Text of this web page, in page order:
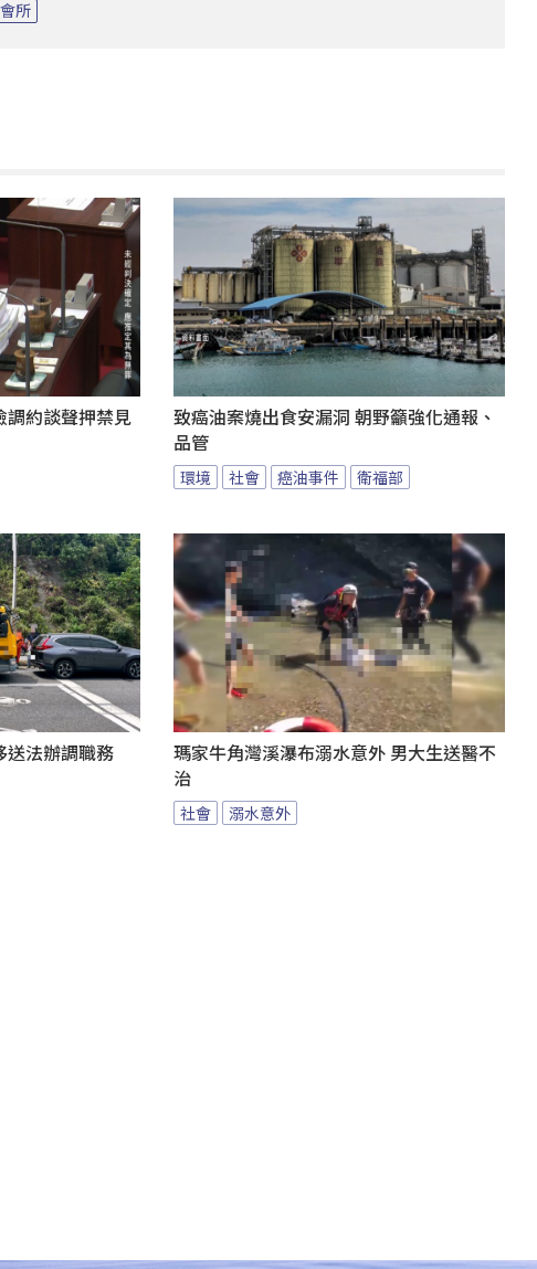
所
調約談聲押禁見
致癌油案燒出食安漏洞 朝野籲強化通報、
品管
環境 社會 癌油事件 衛福部
送法辦調職務
瑪家牛角灣溪瀑布溺水意外 男大生送醫不
治
社會 溺水意外